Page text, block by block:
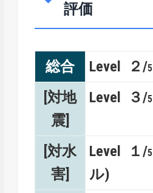
評価
総合 Level ２/5
[対地
震]
Level ３/5
[対水
害]
Level １/5
ル)